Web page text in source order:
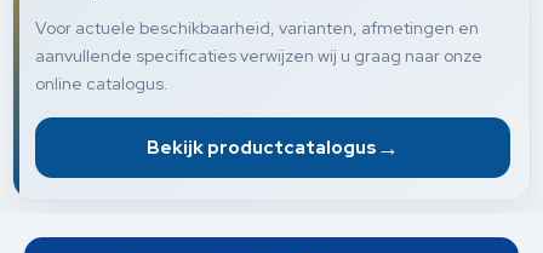
Voor actuele beschikbaarheid, varianten, afmetingen en
aanvullende specificaties verwijzen wij u graag naar onze
online catalogus.
Bekijk productcatalogus →